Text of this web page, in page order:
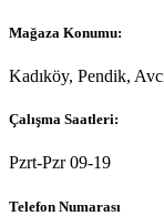
Mağaza Konumu:
Kadıköy, Pendik,
Çalışma Saatleri:
Pzrt-Pzr 09-19
Telefon Numarası